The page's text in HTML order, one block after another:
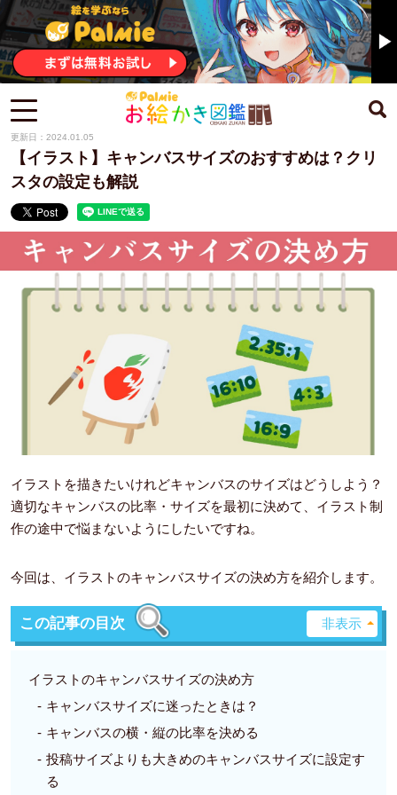
【イラスト】キャンバスサイズのおすすめは？クリ
スタの設定も解説
更新日：2024.01.05
イラストを描きたいけれどキャンバスのサイズはどうしよう？
適切なキャンバスの比率・サイズを最初に決めて、イラスト制
作の途中で悩まないようにしたいですね。
今回は、イラストのキャンバスサイズの決め方を紹介します。
この記事の目次
イラストのキャンバスサイズの決め方
キャンバスサイズに迷ったときは？
キャンバスの横・縦の比率を決める
投稿サイズよりも大きめのキャンバスサイズに設定す
る